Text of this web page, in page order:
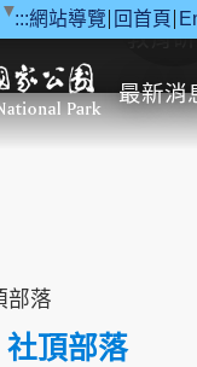
:::網站導覽 回首頁
▼
最新消
教育
社頂部落